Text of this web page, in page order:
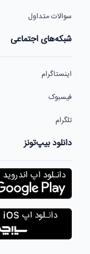
سوالات متداول
شبکه‌های اجتماعی
اینستاگرام
فیسبوک
تلگرام
دانلود بیپ‌تونز